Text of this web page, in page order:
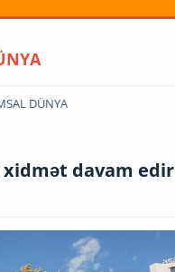
DÜNYA
xidmət davam edir